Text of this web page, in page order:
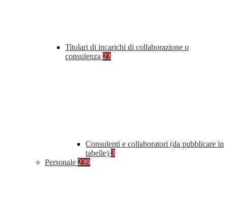
Titolari di incarichi di collaborazione o
consulenza 23
Consulenti e collaboratori (da pubblicare in
tabelle) 3
Personale 239